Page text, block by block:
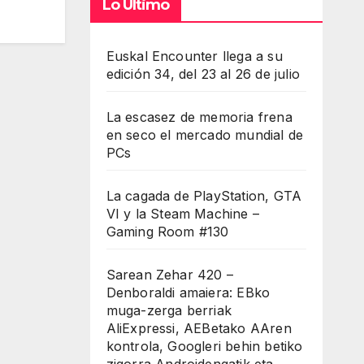
Lo Último
Euskal Encounter llega a su
edición 34, del 23 al 26 de julio
La escasez de memoria frena
en seco el mercado mundial de
PCs
La cagada de PlayStation, GTA
VI y la Steam Machine –
Gaming Room #130
Sarean Zehar 420 –
Denboraldi amaiera: EBko
muga-zerga berriak
AliExpressi, AEBetako AAren
kontrola, Googleri behin betiko